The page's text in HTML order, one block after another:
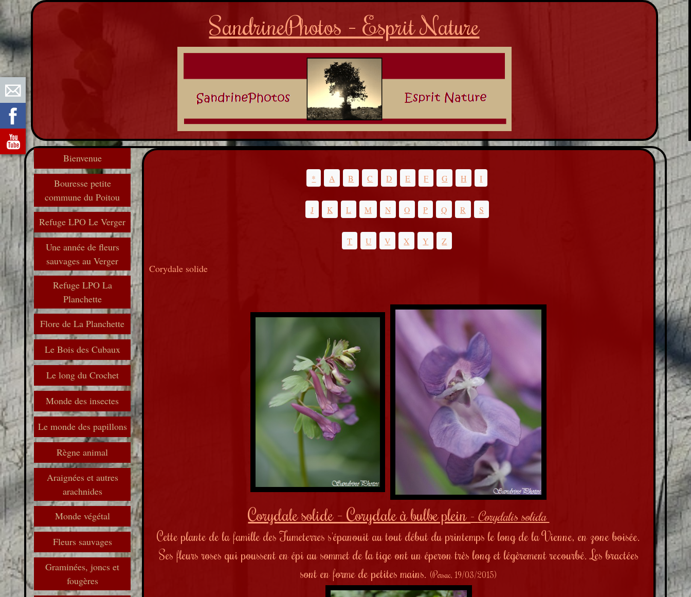
SandrinePhotos - Esprit Nature
Bienvenue
Bouresse petite
commune du Poitou
Refuge LPO Le Verger
Une année de fleurs
sauvages au Verger
Refuge LPO La
Planchette
Flore de La Planchette
Le Bois des Cubaux
Le long du Crochet
Monde des insectes
Le monde des papillons
Règne animal
Araignées et autres
arachnides
Monde végétal
Fleurs sauvages
Graminées, joncs et
fougères
* A B C D E F G H I
J K L M N O P Q R S
T U V X Y Z
Corydale solide
Corydale solide - Corydale à bulbe plein - Corydalis solida
Cette plante de la famille des Fumeterres s'épanouit au tout début du printemps le long de la Vienne, en zone boisée.
Ses fleurs roses qui poussent en épi au sommet de la tige ont un éperon très long et légèrement recourbé. Les bractées
sont en forme de petites mains. (Persac, 19/03/2015)